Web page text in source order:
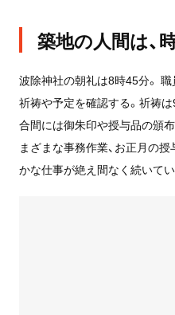
築地の人間は、
波除神社の朝礼は8時45分。
祈祷や予定を確認する。祈祷
合間には御朱印や授与品の頒
まざまな事務作業、お正月の
かな仕事が絶え間なく続いてい